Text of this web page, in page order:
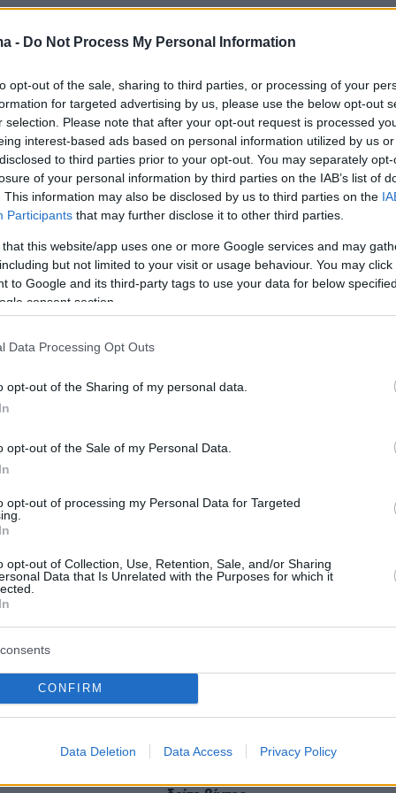
- Do Not Process My Personal Information
opt-out of the sale, sharing to third parties, or processing of your
for targeted advertising by us, please use the below opt-out
selection. Please note that after your opt-out request is processed
interest-based ads based on personal information utilized by us
to third parties prior to your opt-out. You may separately
of your personal information by third parties on the IAB’s list of
This information may also be disclosed by us to third parties on the
Participants that may further disclose it to other third parties.
that this website/app uses one or more Google services and may
but not limited to your visit or usage behaviour. You may
to Google and its third-party tags to use your data for below
consent section.
Data Processing Opt Outs
opt-out of the Sharing of my personal data.
opt-out of the Sale of my Personal Data.
opt-out of processing my Personal Data for Targeted
opt-out of Collection, Use, Retention, Sale, and/or Sharing
Data that Is Unrelated with the Purposes for which it
CONFIRM
Data Deletion Data Access Privacy Policy
μηχανοδηγού στα Τέμπη στο ΘΕΜΑ: Γύρισα
βίντεο
στις Βρυξέλλες: Η ερωμένη υψηλόβαθμου
Goodyear σκότωσε τη σύζυγό του με
Εστιάτορας σκότωσε 57χρονο, τον
μαγείρεψε τη σορό του
ΕιδήσειςΔημοφιλή
έχουν βρει την
«Δεν θα με κυριεύσει ο φόβος»: Ο
επιθέσεις και τον εμπρησμό
περισσότερα από 2.000
δενδρύλλια κάνναβης σε δύσβατη
πριν 15 λεπτά